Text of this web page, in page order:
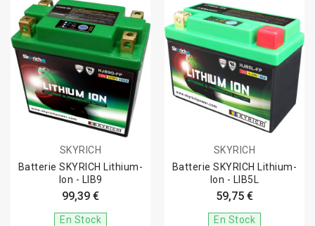
SKYRICH
Batterie SKYRICH Lithium-
Ion - LIB9
99,39 €
En Stock
SKYRICH
Batterie SKYRICH Lithium-
Ion - LIB5L
59,75 €
En Stock